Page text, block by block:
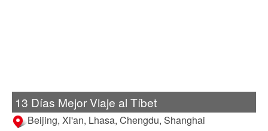
13 Días Mejor Viaje al Tíbet
Beijing, Xi'an, Lhasa, Chengdu, Shanghai